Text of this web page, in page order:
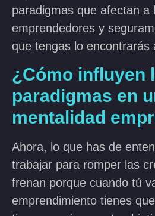
paradigmas que afectan a
emprendedores y
que tengas lo encontrarás
¿Cómo influyen
paradigmas en
mentalidad
Ahora, lo que has de
trabajar para romper las
frenan porque cuando tú
emprendimiento tienes